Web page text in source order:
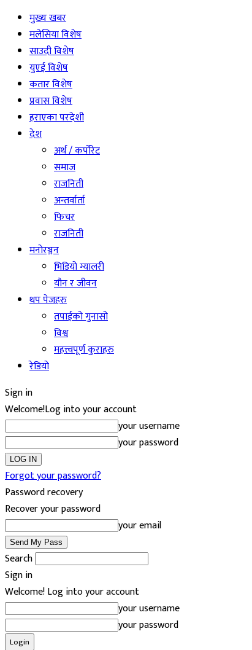
मुख्य खबर
मलेसिया विशेष
साउदी विशेष
युएई विशेष
कतार विशेष
प्रवास विशेष
हराएका परदेशी
देश
अर्थ / कर्पोरेट
समाज
राजनिती
अन्तर्वार्ता
फिचर
राजनिती
मनोरञ्जन
भिडियो ग्यालरी
यौन र जीवन
थप पेजहरु
तपाईको गुनासो
विश्व
महत्त्वपूर्ण कुराहरु
रेडियो
Sign in
Welcome!Log into your account
your username
your password
Forgot your password?
Password recovery
Recover your password
your email
Search
Sign in
Welcome! Log into your account
your username
your password